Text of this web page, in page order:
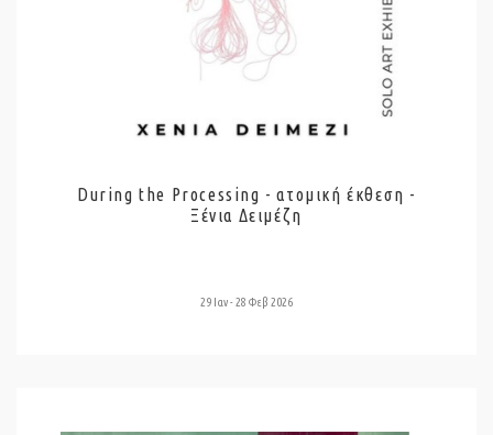
During the Processing - ατομική έκθεση -
Ξένια Δειμέζη
29 Ιαν - 28 Φεβ 2026